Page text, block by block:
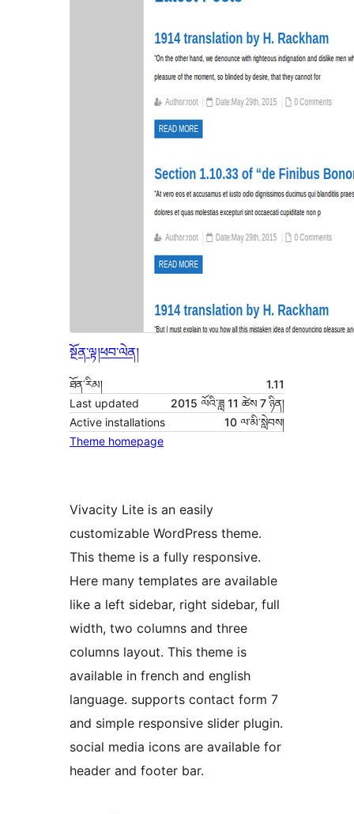
སྔོན་ལྟ།ཕབ་ལེན།
ཐོན་རིམ།
1.11
Last updated
2015 ལོའི་ཟླ 11 ཚེས 7 ཉིན།
Active installations
10 ལ་མི་སླེབས།
Theme homepage
Vivacity Lite is an easily
customizable WordPress theme.
This theme is a fully responsive.
Here many templates are available
like a left sidebar, right sidebar, full
width, two columns and three
columns layout. This theme is
available in french and english
language. supports contact form 7
and simple responsive slider plugin.
social media icons are available for
header and footer bar.